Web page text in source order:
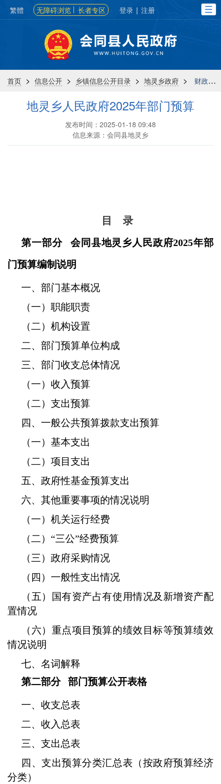
繁體 无障碍浏览 长者专区 登录 | 注册
首页 > 信息公开 > 乡镇信息公开目录 > 地灵乡政府 > 财政信息
地灵乡人民政府2025年部门预算
发布时间：2025-01-18 09:48
信息来源：会同县地灵乡
目 录
第一部分 会同县地灵乡人民政府2025年部
门预算编制说明
一、部门基本概况
（一）职能职责
（二）机构设置
二、部门预算单位构成
三、部门收支总体情况
（一）收入预算
（二）支出预算
四、一般公共预算拨款支出预算
（一）基本支出
（二）项目支出
五、政府性基金预算支出
六、其他重要事项的情况说明
（一）机关运行经费
（二）“三公”经费预算
（三）政府采购情况
（四）一般性支出情况
（五）国有资产占有使用情况及新增资产配
置情况
（六）重点项目预算的绩效目标等预算绩效
情况说明
七、名词解释
第二部分 部门预算公开表格
一、收支总表
二、收入总表
三、支出总表
四、支出预算分类汇总表（按政府预算经济
分类）